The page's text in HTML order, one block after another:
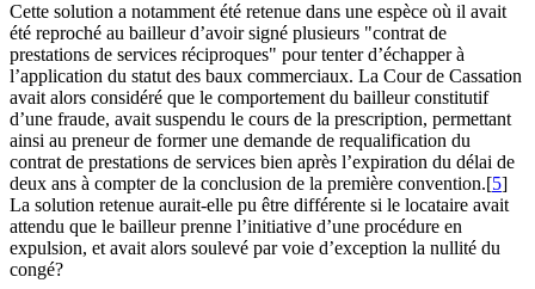
Cette solution a notamment été retenue dans une espèce où il avait
été reproché au bailleur d’avoir signé plusieurs "contrat de
prestations de services réciproques" pour tenter d’échapper à
l’application du statut des baux commerciaux. La Cour de Cassation
avait alors considéré que le comportement du bailleur constitutif
d’une fraude, avait suspendu le cours de la prescription, permettant
ainsi au preneur de former une demande de requalification du
contrat de prestations de services bien après l’expiration du délai de
deux ans à compter de la conclusion de la première convention.[5]
La solution retenue aurait-elle pu être différente si le locataire avait
attendu que le bailleur prenne l’initiative d’une procédure en
expulsion, et avait alors soulevé par voie d’exception la nullité du
congé?